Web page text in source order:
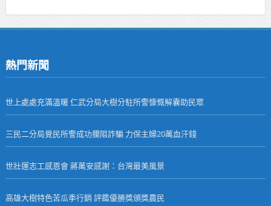
熱門新聞
世上處處充滿溫暖 仁武分局大樹分駐所警慷慨解囊助民眾
三民二分局覺民所警成功攔阻詐騙 力保主婦20萬血汗錢
世壯運志工感恩會 蔣萬安感謝：台灣最美風景
高雄大樹特色苦瓜季行銷 評鑑優勝獎頒獎農民